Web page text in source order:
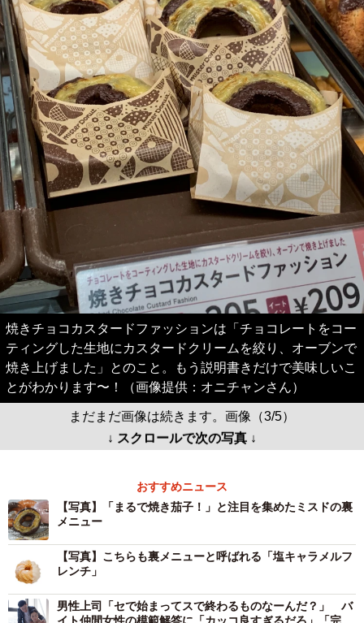
焼きチョコカスタードファッションは「チョコレートをコー
ティングした生地にカスタードクリームを絞り、オーブンで
焼き上げました」とのこと。もう説明書きだけで美味しいこ
とがわかります〜！（画像提供：オニチャンさん）
まだまだ画像は続きます。画像（3/5）
↓ スクロールで次の写真 ↓
おすすめニュース
【写真】「まるで焼き茄子！」と注目を集めたミスドの裏
メニュー
【写真】こちらも裏メニューと呼ばれる「塩キャラメルフ
レンチ」
男性上司「セで始まってスで終わるものなーんだ？」 バ